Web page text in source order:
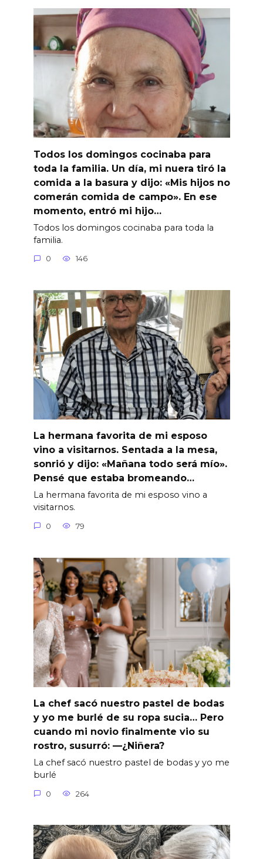
Todos los domingos cocinaba para
toda la familia. Un día, mi nuera tiró la
comida a la basura y dijo: «Mis hijos no
comerán comida de campo». En ese
momento, entró mi hijo…
Todos los domingos cocinaba para toda la
familia.
0 146
La hermana favorita de mi esposo
vino a visitarnos. Sentada a la mesa,
sonrió y dijo: «Mañana todo será mío».
Pensé que estaba bromeando…
La hermana favorita de mi esposo vino a
visitarnos.
0 79
La chef sacó nuestro pastel de bodas
y yo me burlé de su ropa sucia… Pero
cuando mi novio finalmente vio su
rostro, susurró: —¿Niñera?
La chef sacó nuestro pastel de bodas y yo me
burlé
0 264